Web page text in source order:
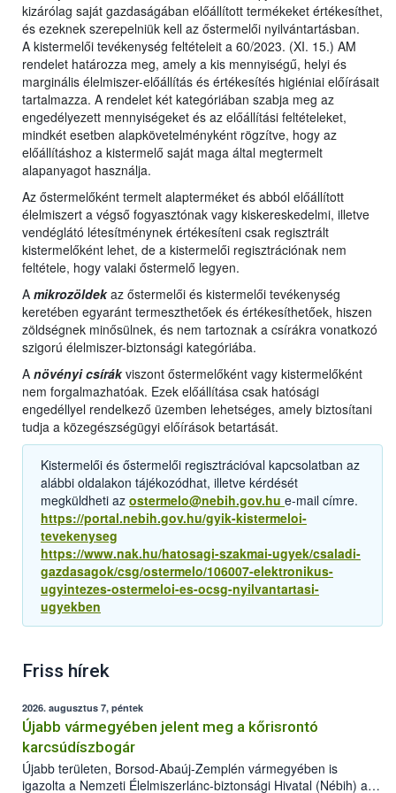
kizárólag saját gazdaságában előállított termékeket értékesíthet,
és ezeknek szerepelniük kell az őstermelői nyilvántartásban.
A kistermelői tevékenység feltételeit a 60/2023. (XI. 15.) AM
rendelet határozza meg, amely a kis mennyiségű, helyi és
marginális élelmiszer-előállítás és értékesítés higiéniai előírásait
tartalmazza. A rendelet két kategóriában szabja meg az
engedélyezett mennyiségeket és az előállítási feltételeket,
mindkét esetben alapkövetelményként rögzítve, hogy az
előállításhoz a kistermelő saját maga által megtermelt
alapanyagot használja.
Az őstermelőként termelt alapterméket és abból előállított
élelmiszert a végső fogyasztónak vagy kiskereskedelmi, illetve
vendéglátó létesítménynek értékesíteni csak regisztrált
kistermelőként lehet, de a kistermelői regisztrációnak nem
feltétele, hogy valaki őstermelő legyen.
A mikrozöldekaz őstermelői és kistermelői tevékenység
keretében egyaránt termeszthetőek és értékesíthetőek, hiszen
zöldségnek minősülnek, és nem tartoznak a csírákra vonatkozó
szigorú élelmiszer-biztonsági kategóriába.
A növényi csírákviszont őstermelőként vagy kistermelőként
nem forgalmazhatóak. Ezek előállítása csak hatósági
engedéllyel rendelkező üzemben lehetséges, amely biztosítani
tudja a közegészségügyi előírások betartását.
Kistermelői és őstermelői regisztrációval kapcsolatban az
alábbi oldalakon tájékozódhat, illetve kérdését
megküldheti az ostermelo@nebih.gov.hu e-mail címre.
https://portal.nebih.gov.hu/gyik-kistermeloi-
tevekenyseg
https://www.nak.hu/hatosagi-szakmai-ugyek/csaladi-
gazdasagok/csg/ostermelo/106007-elektronikus-
ugyintezes-ostermeloi-es-ocsg-nyilvantartasi-
ugyekben
Friss hírek
2026. augusztus 7, péntek
Újabb vármegyében jelent meg a kőrisrontó
karcsúdíszbogár
Újabb területen, Borsod-Abaúj-Zemplén vármegyében is
igazolta a Nemzeti Élelmiszerlánc-biztonsági Hivatal (Nébih) a